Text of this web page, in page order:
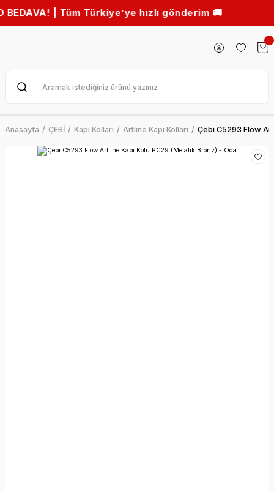
| Tüm Türkiye’ye hızlı gönderim 🚚
Anasayfa ÇEBİ Kapı Kolları Artline Kapı Kolları Çebi C5293 Flow